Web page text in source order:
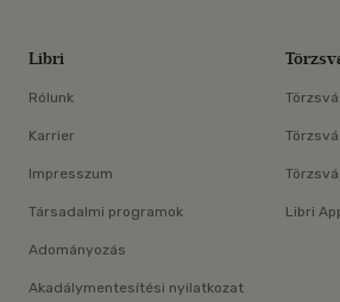
Libri
Rólunk
Karrier
Impresszum
Társadalmi programok
Adományozás
Akadálymentesítési nyilatkozat
Libri